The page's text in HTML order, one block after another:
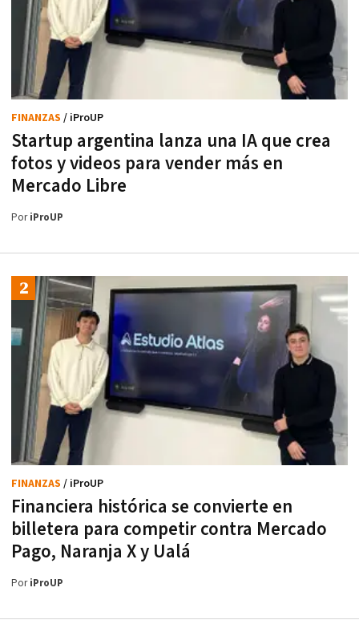
Startup argentina lanza una IA que crea
fotos y videos para vender más en
Mercado Libre
FINANZAS / iProUP
PoriProUP
Financiera histórica se convierte en
billetera para competir contra Mercado
Pago, Naranja X y Ualá
FINANZAS / iProUP
PoriProUP